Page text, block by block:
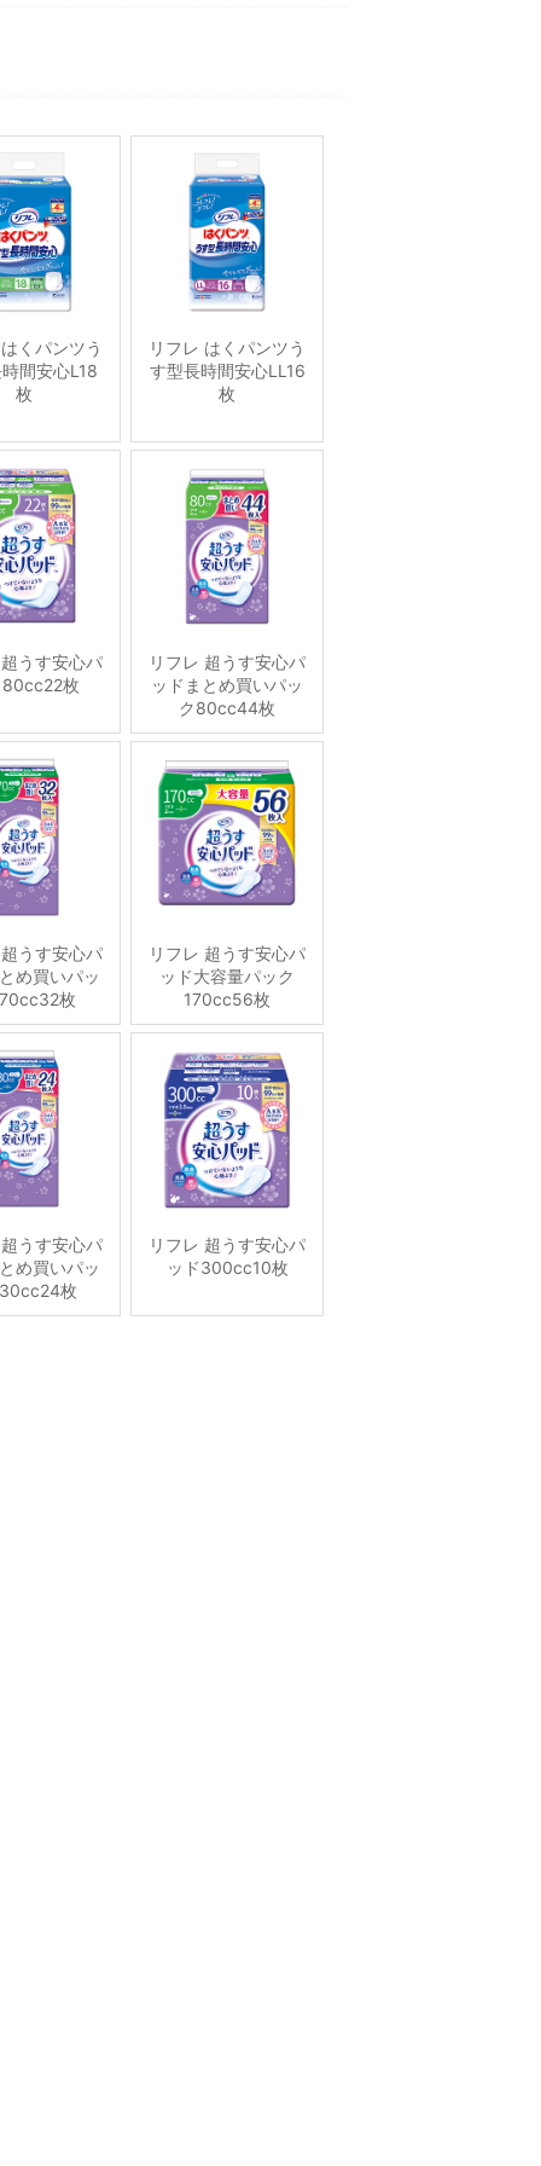
くパンツう
間安心L18
枚
リフレ はくパンツう
す型長時間安心LL16
枚
うす安心パ
80cc22枚
リフレ 超うす安心パ
ッドまとめ買いパッ
ク80cc44枚
うす安心パ
め買いパッ
枚
リフレ 超うす安心パ
ッド大容量パック
170cc56枚
うす安心パ
め買いパッ
枚
リフレ 超うす安心パ
ッド300cc10枚